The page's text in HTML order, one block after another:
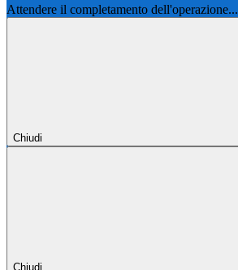
Attendere il completamento dell'operazione...
Chiudi
Chiudi